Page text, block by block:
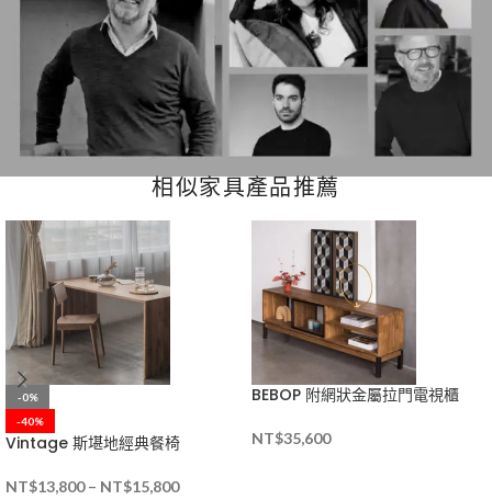
相似家具產品推薦
-0%
-40%
Vintage 斯堪地經典餐椅
NT$13,800 – NT$15,800
BEBOP 附網狀金屬拉門電視櫃
NT$35,600